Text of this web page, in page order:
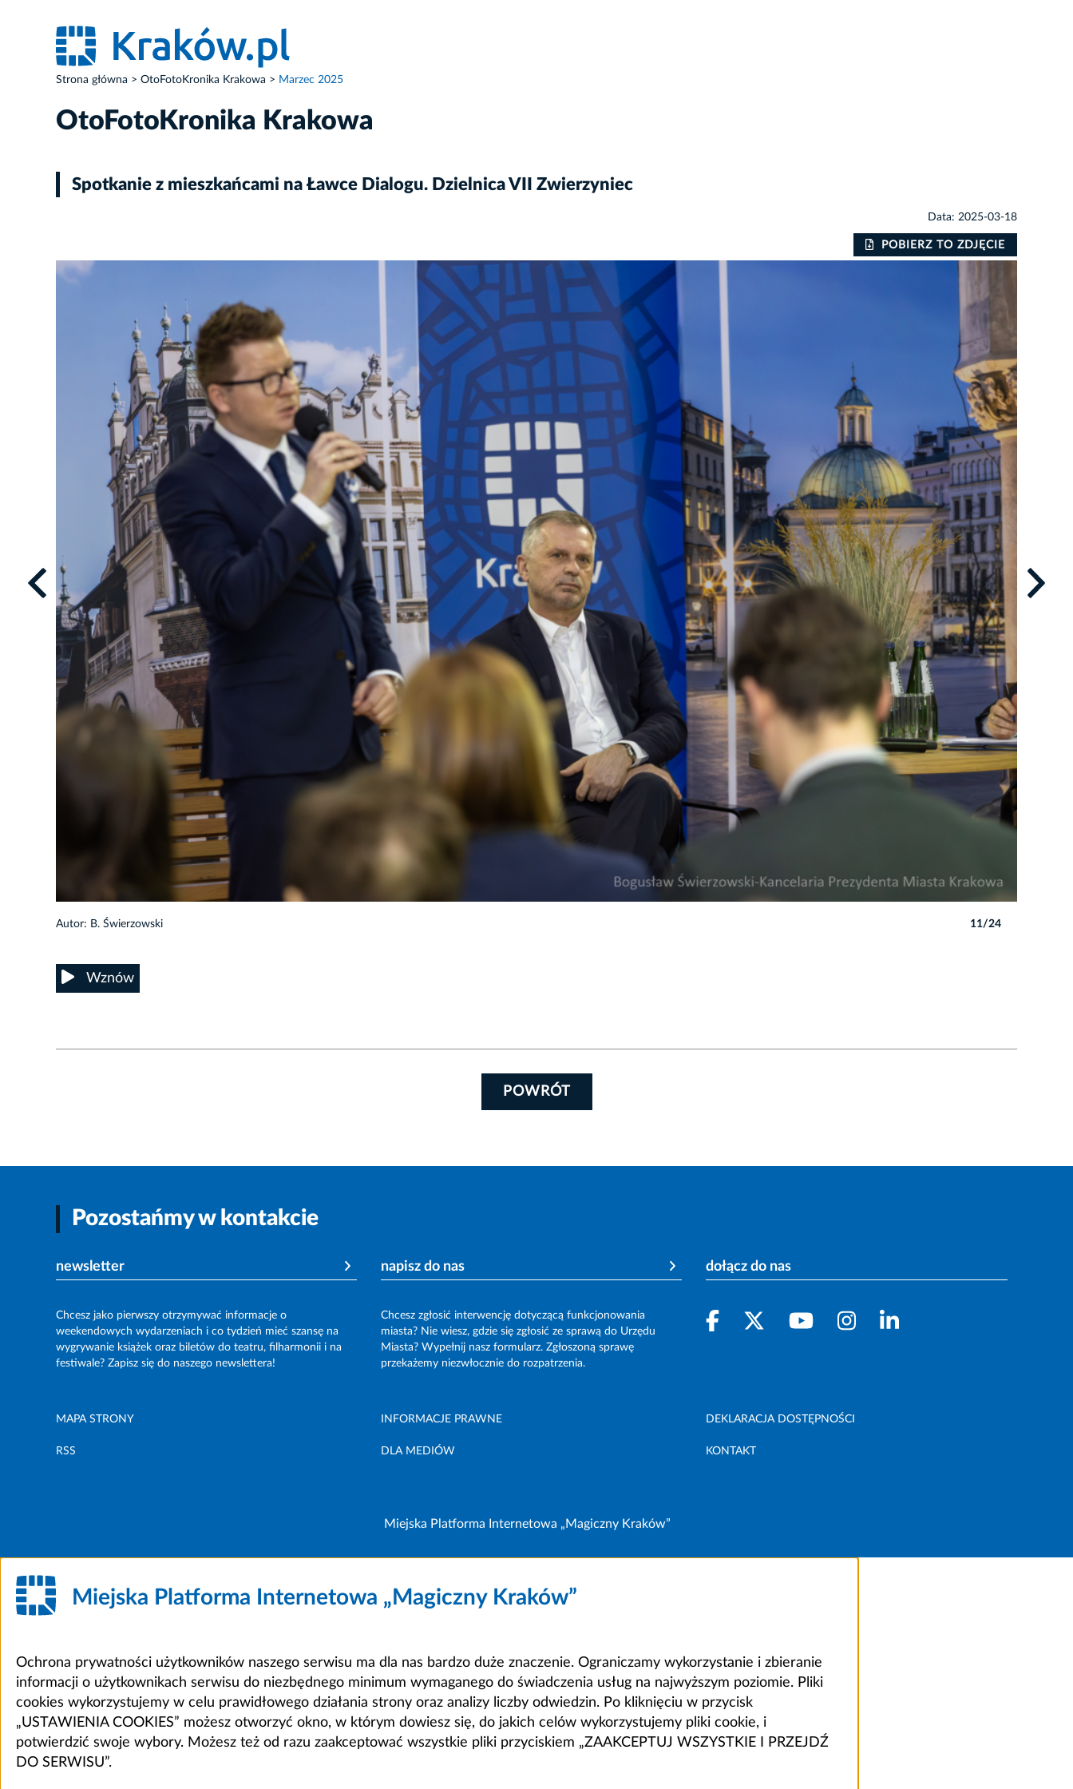
Strona główna OtoFotoKronika Krakowa Marzec 2025
OtoFotoKronika Krakowa
Spotkanie z mieszkańcami na Ławce Dialogu. Dzielnica VII Zwierzyniec
Data: 2025-03-18
POBIERZ TO ZDJĘCIE
Autor: B. Świerzowski 11/24
Wznów
POWRÓT
Pozostańmy w kontakcie
newsletter
Chcesz jako pierwszy otrzymywać informacje o
weekendowych wydarzeniach i co tydzień mieć szansę na
wygrywanie książek oraz biletów do teatru, filharmonii i na
festiwale? Zapisz się do naszego newslettera!
napisz do nas
Chcesz zgłosić interwencję dotyczącą funkcjonowania
miasta? Nie wiesz, gdzie się zgłosić ze sprawą do Urzędu
Miasta? Wypełnij nasz formularz. Zgłoszoną sprawę
przekażemy niezwłocznie do rozpatrzenia.
dołącz do nas
MAPA STRONY INFORMACJE PRAWNE DEKLARACJA DOSTĘPNOŚCI
RSS DLA MEDIÓW KONTAKT
Miejska Platforma Internetowa „Magiczny Kraków”
Miejska Platforma Internetowa „Magiczny Kraków”
Ochrona prywatności użytkowników naszego serwisu ma dla nas bardzo duże znaczenie. Ograniczamy wykorzystanie i zbieranie
informacji o użytkownikach serwisu do niezbędnego minimum wymaganego do świadczenia usług na najwyższym poziomie. Pliki
cookies wykorzystujemy w celu prawidłowego działania strony oraz analizy liczby odwiedzin. Po kliknięciu w przycisk
„USTAWIENIA COOKIES” możesz otworzyć okno, w którym dowiesz się, do jakich celów wykorzystujemy pliki cookie, i
potwierdzić swoje wybory. Możesz też od razu zaakceptować wszystkie pliki przyciskiem „ZAAKCEPTUJ WSZYSTKIE I PRZEJDŹ
DO SERWISU”.